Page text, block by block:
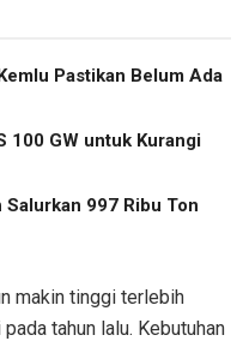
Pastikan Belum Ada
100 GW untuk Kurangi
997 Ribu Ton
makin tinggi terlebih
tahun lalu. Kebutuhan